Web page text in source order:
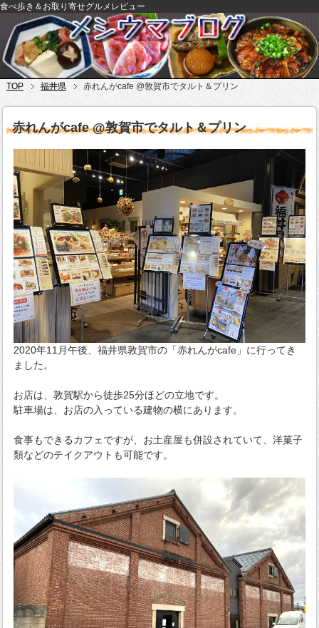
食べ歩き＆お取り寄せグルメレビュー
TOP 福井県 赤れんがcafe @敦賀市でタルト＆プリン
赤れんがcafe @敦賀市でタルト＆プリン
2020年11月午後、福井県敦賀市の「赤れんがcafe」に行ってき
ました。
お店は、敦賀駅から徒歩25分ほどの立地です。
駐車場は、お店の入っている建物の横にあります。
食事もできるカフェですが、お土産屋も併設されていて、洋菓子
類などのテイクアウトも可能です。